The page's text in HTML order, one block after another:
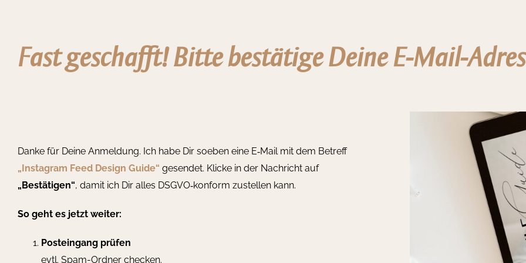
Fast geschafft!Bitte bestätige Deine E-Mail-
Danke für Deine Anmeldung. Ich habe Dir soeben eine E‑Mail mit dem Betreff
„Instagram Feed Design Guide“ gesendet. Klicke in der Nachricht auf
„Bestätigen“, damit ich Dir alles DSGVO‑konform zustellen kann.
So geht es jetzt weiter:
Posteingang prüfen
evtl. Spam-Ordner checken.